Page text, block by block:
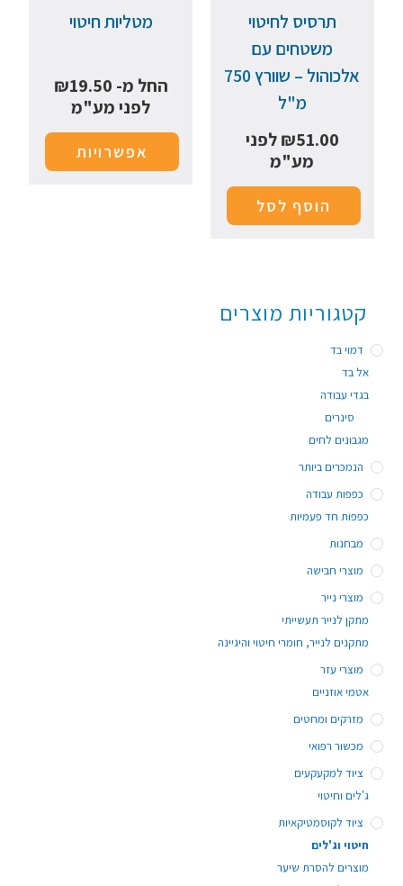
תרסיס לחיטוי
משטחים עם
אלכוהול – שוורץ 750
מ"ל
₪51.00
לפני
מע"מ
הוסף לסל
מטליות חיטוי
החל מ- ₪19.50
לפני מע"מ
אפשרויות
קטגוריות מוצרים
דמוי בד
אל בד
בגדי עבודה
סינרים
מגבונים לחים
הנמכרים ביותר
כפפות עבודה
כפפות חד פעמיות
מבחנות
מוצרי חבישה
מוצרי נייר
מתקן לנייר תעשייתי
מתקנים לנייר, חומרי חיטוי והיגיינה
מוצרי עזר
אטמי אוזניים
מזרקים ומחטים
מכשור רפואי
ציוד למקעקעים
ג'לים וחיטוי
ציוד לקוסמטיקאיות
חיטוי וג'לים
מוצרים להסרת שיער